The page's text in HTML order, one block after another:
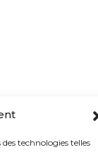
technologies telles